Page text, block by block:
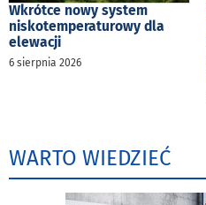
Wkrótce nowy system
niskotemperaturowy dla
elewacji
6 sierpnia 2026
WARTO WIEDZIEĆ